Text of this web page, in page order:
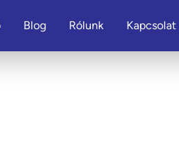
Blog Rólunk Kapcsolat